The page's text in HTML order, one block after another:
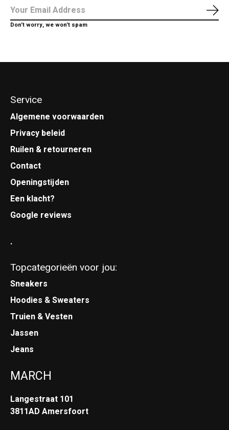
Don’t worry, we won’t spam
Service
Algemene voorwaarden
Privacy beleid
Ruilen & retourneren
Contact
Openingstijden
Een klacht?
Google reviews
.
Topcategorieën voor jou:
Sneakers
Hoodies & Sweaters
Truien & Vesten
Jassen
Jeans
MARCH
Langestraat 101
3811AD Amersfoort